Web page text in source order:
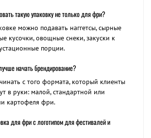
такую упаковку не только для фри?
можно подавать наггетсы, сырные
кусочки, овощные снеки, закуски к
порции.
начать брендирование?
с того формата, который клиенты
в руки: малой, стандартной или
картофеля фри.
для фри с логотипом для фестивалей и